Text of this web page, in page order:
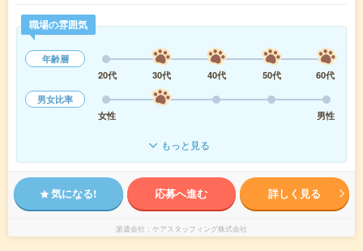
職場の雰囲気
年齢層
20代
30代 40代 50代
60代
男女比率
女性
男性
もっと見る
気になる! 応募へ進む 詳しく見る
派遣会社 ケアスタッフィング株式会社